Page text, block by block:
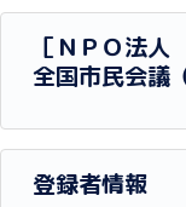
［ＮＰＯ法
全国市民会議
登録者情報